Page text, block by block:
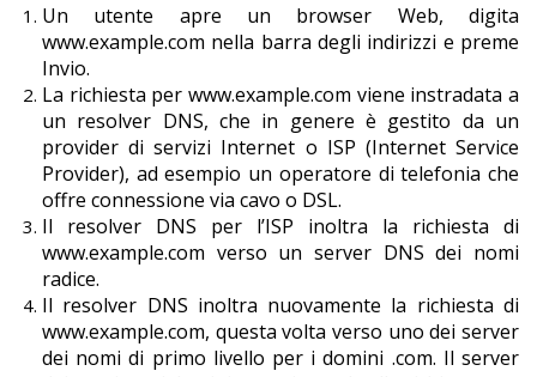
Un utente apre un browser Web, digita
www.example.com nella barra degli indirizzi e preme
Invio.
La richiesta per www.example.com viene instradata a
un resolver DNS, che in genere è gestito da un
provider di servizi Internet o ISP (Internet Service
Provider), ad esempio un operatore di telefonia che
offre connessione via cavo o DSL.
Il resolver DNS per l’ISP inoltra la richiesta di
www.example.com verso un server DNS dei nomi
radice.
Il resolver DNS inoltra nuovamente la richiesta di
www.example.com, questa volta verso uno dei server
dei nomi di primo livello per i domini .com. Il server